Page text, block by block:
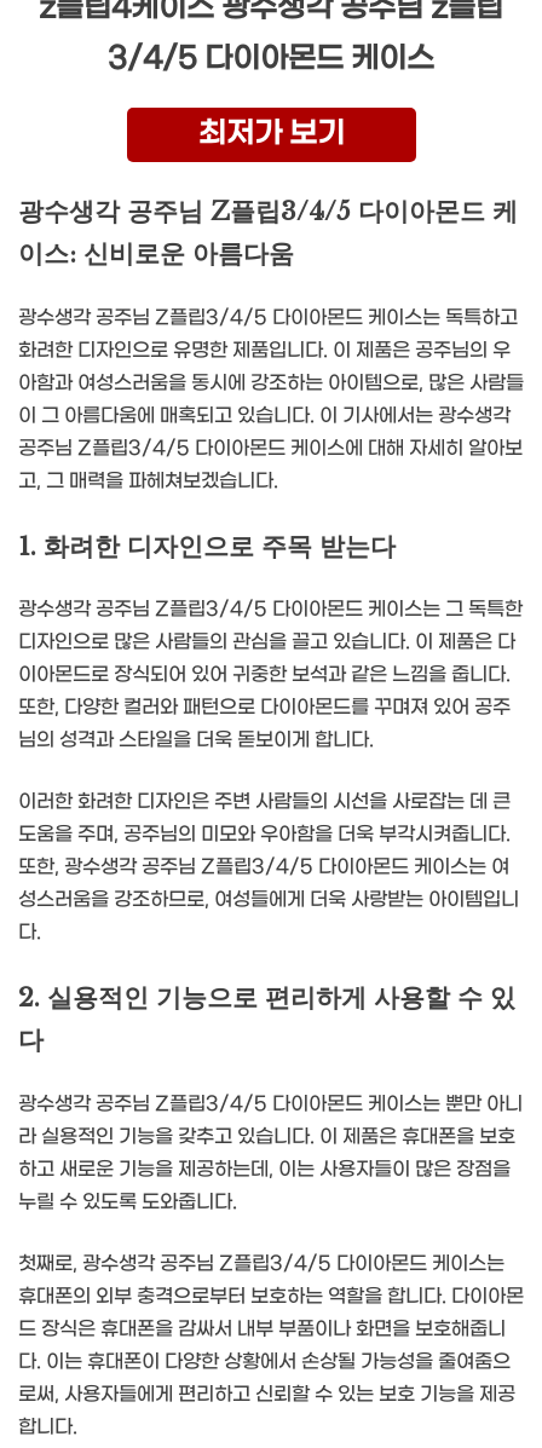
z플립4케이스 광수생각 공주님 z플립
3/4/5 다이아몬드 케이스
최저가 보기
광수생각 공주님 Z플립3/4/5 다이아몬드 케
이스: 신비로운 아름다움
광수생각 공주님 Z플립3/4/5 다이아몬드 케이스는 독특하고
화려한 디자인으로 유명한 제품입니다. 이 제품은 공주님의 우
아함과 여성스러움을 동시에 강조하는 아이템으로, 많은 사람들
이 그 아름다움에 매혹되고 있습니다. 이 기사에서는 광수생각
공주님 Z플립3/4/5 다이아몬드 케이스에 대해 자세히 알아보
고, 그 매력을 파헤쳐보겠습니다.
1. 화려한 디자인으로 주목 받는다
광수생각 공주님 Z플립3/4/5 다이아몬드 케이스는 그 독특한
디자인으로 많은 사람들의 관심을 끌고 있습니다. 이 제품은 다
이아몬드로 장식되어 있어 귀중한 보석과 같은 느낌을 줍니다.
또한, 다양한 컬러와 패턴으로 다이아몬드를 꾸며져 있어 공주
님의 성격과 스타일을 더욱 돋보이게 합니다.
이러한 화려한 디자인은 주변 사람들의 시선을 사로잡는 데 큰
도움을 주며, 공주님의 미모와 우아함을 더욱 부각시켜줍니다.
또한, 광수생각 공주님 Z플립3/4/5 다이아몬드 케이스는 여
성스러움을 강조하므로, 여성들에게 더욱 사랑받는 아이템입니
다.
2. 실용적인 기능으로 편리하게 사용할 수 있
다
광수생각 공주님 Z플립3/4/5 다이아몬드 케이스는 뿐만 아니
라 실용적인 기능을 갖추고 있습니다. 이 제품은 휴대폰을 보호
하고 새로운 기능을 제공하는데, 이는 사용자들이 많은 장점을
누릴 수 있도록 도와줍니다.
첫째로, 광수생각 공주님 Z플립3/4/5 다이아몬드 케이스는
휴대폰의 외부 충격으로부터 보호하는 역할을 합니다. 다이아몬
드 장식은 휴대폰을 감싸서 내부 부품이나 화면을 보호해줍니
다. 이는 휴대폰이 다양한 상황에서 손상될 가능성을 줄여줌으
로써, 사용자들에게 편리하고 신뢰할 수 있는 보호 기능을 제공
합니다.